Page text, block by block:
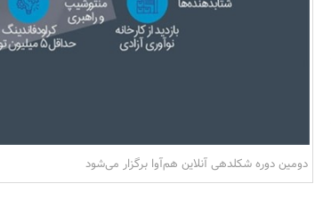
دومین دوره شکلدهی آنلاین هم‌آوا برگزار می‌شود